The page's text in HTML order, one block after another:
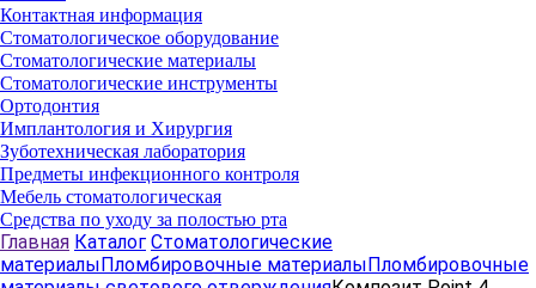
Контактная информация
Стоматологическое оборудование
Стоматологические материалы
Стоматологические инструменты
Ортодонтия
Имплантология и Хирургия
Зуботехническая лаборатория
Предметы инфекционного контроля
Мебель стоматологическая
Средства по уходу за полостью рта
Главная Каталог Стоматологические
материалы Пломбировочные материалы Пломбировочные